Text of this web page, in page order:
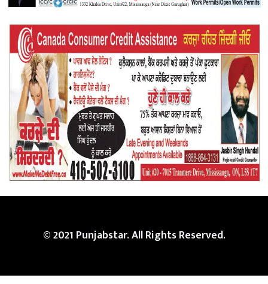
© 2021 Punjabstar. All Rights Reserved.